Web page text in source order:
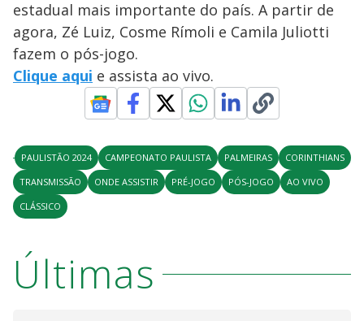
estadual mais importante do país. A partir de
agora, Zé Luiz, Cosme Rímoli e Camila Juliotti
fazem o pós-jogo.
Clique aqui e assista ao vivo.
PAULISTÃO 2024 CAMPEONATO PAULISTA PALMEIRAS
CORINTHIANS
TRANSMISSÃO
ONDE ASSISTIR PRÉ-JOGO PÓS-JOGO
AO VIVO
CLÁSSICO
Últimas